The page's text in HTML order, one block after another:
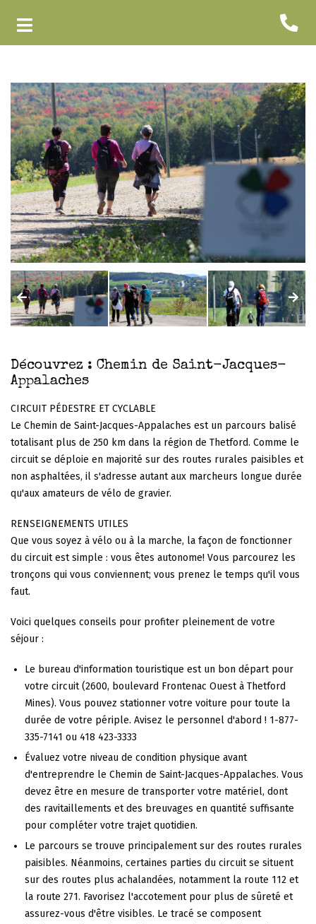
Découvrez : Chemin de Saint-Jacques-
Appalaches
CIRCUIT PÉDESTRE ET CYCLABLE
Le Chemin de Saint-Jacques-Appalaches est un parcours balisé
totalisant plus de 250 km dans la région de Thetford. Comme le
circuit se déploie en majorité sur des routes rurales paisibles et
non asphaltées, il s'adresse autant aux marcheurs longue durée
qu'aux amateurs de vélo de gravier.
RENSEIGNEMENTS UTILES
Que vous soyez à vélo ou à la marche, la façon de fonctionner
du circuit est simple : vous êtes autonome! Vous parcourez les
tronçons qui vous conviennent; vous prenez le temps qu'il vous
faut.
Voici quelques conseils pour profiter pleinement de votre
séjour :
Le bureau d'information touristique est un bon départ pour
votre circuit (2600, boulevard Frontenac Ouest à Thetford
Mines). Vous pouvez stationner votre voiture pour toute la
durée de votre périple. Avisez le personnel d'abord ! 1-877-
335-7141 ou 418 423-3333
Évaluez votre niveau de condition physique avant
d'entreprendre le Chemin de Saint-Jacques-Appalaches. Vous
devez être en mesure de transporter votre matériel, dont
des ravitaillements et des breuvages en quantité suffisante
pour compléter votre trajet quotidien.
Le parcours se trouve principalement sur des routes rurales
paisibles. Néanmoins, certaines parties du circuit se situent
sur des routes plus achalandées, notamment la route 112 et
la route 271. Favorisez l'accotement pour plus de sûreté et
assurez-vous d'être visibles. Le tracé se composent